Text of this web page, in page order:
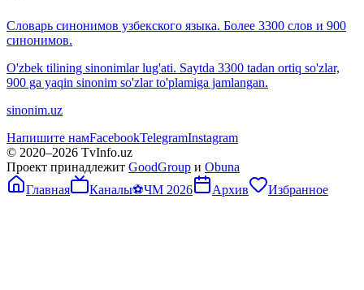
Словарь синонимов узбекского языка. Более 3300 слов и 900
синонимов.
O'zbek tilining sinonimlar lug'ati. Saytda 3300 tadan ortiq so'zlar,
900 ga yaqin sinonim so'zlar to'plamiga jamlangan.
sinonim.uz
Напишите намFacebookTelegramInstagram
© 2020–2026 TvInfo.uz
Проект принадлежит GoodGroup и Obuna
Главная
Каналы⚽ЧМ 2026 Архив Избранное